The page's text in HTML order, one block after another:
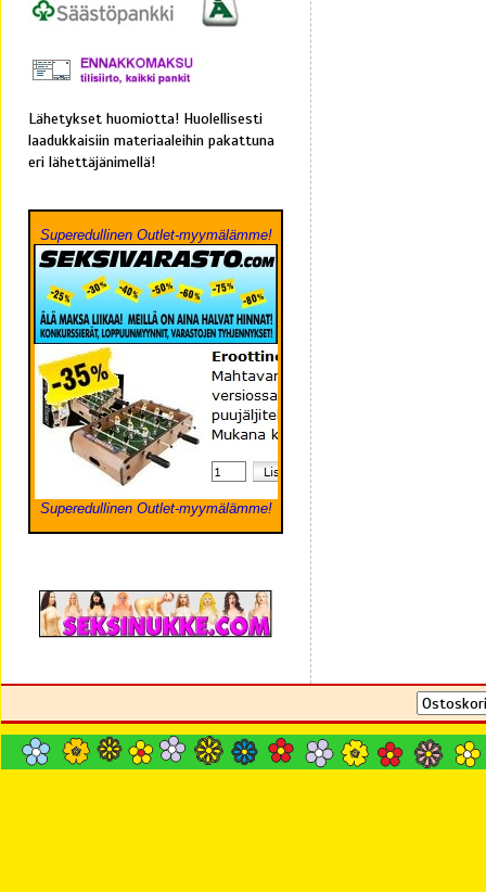
Lähetykset huomiotta! Huolellisesti
laadukkaisiin materiaaleihin pakattuna
eri lähettäjänimellä!
Superedullinen Outlet-myymälämme!
Superedullinen Outlet-myymälämme!